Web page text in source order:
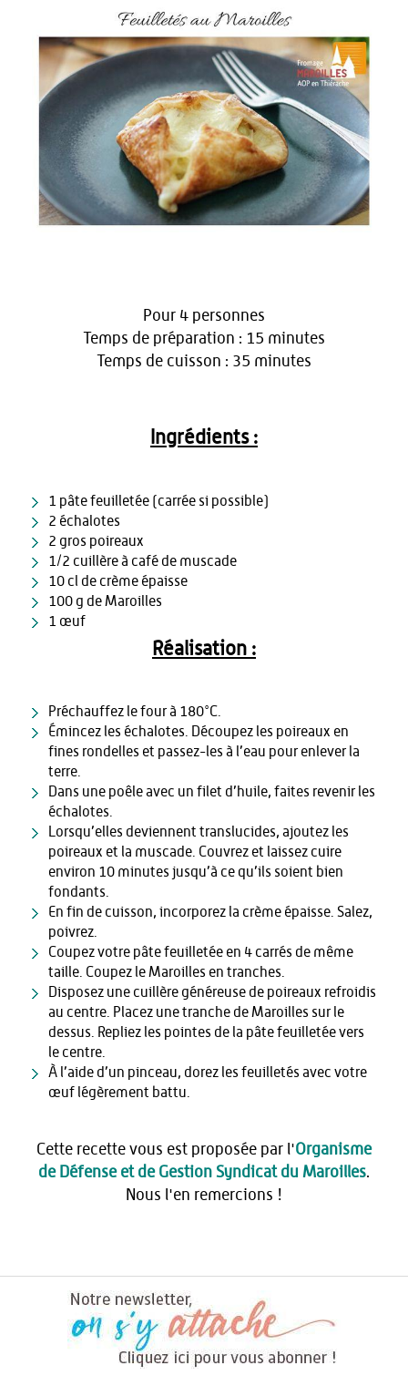
Pour 4 personnes
Temps de préparation : 15 minutes
Temps de cuisson : 35 minutes
Ingrédients :
1 pâte feuilletée (carrée si possible)
2 échalotes
2 gros poireaux
1/2 cuillère à café de muscade
10 cl de crème épaisse
100 g de Maroilles
1 œuf
Réalisation :
Préchauffez le four à 180°C.
Émincez les échalotes. Découpez les poireaux en
fines rondelles et passez-les à l’eau pour enlever la
terre.
Dans une poêle avec un filet d’huile, faites revenir les
échalotes.
Lorsqu’elles deviennent translucides, ajoutez les
poireaux et la muscade. Couvrez et laissez cuire
environ 10 minutes jusqu’à ce qu’ils soient bien
fondants.
En fin de cuisson, incorporez la crème épaisse. Salez,
poivrez.
Coupez votre pâte feuilletée en 4 carrés de même
taille. Coupez le Maroilles en tranches.
Disposez une cuillère généreuse de poireaux refroidis
au centre. Placez une tranche de Maroilles sur le
dessus. Repliez les pointes de la pâte feuilletée vers
le centre.
À l’aide d’un pinceau, dorez les feuilletés avec votre
œuf légèrement battu.
Cette recette vous est proposée par l'Organisme
de Défense et de Gestion Syndicat du Maroilles.
Nous l'en remercions !